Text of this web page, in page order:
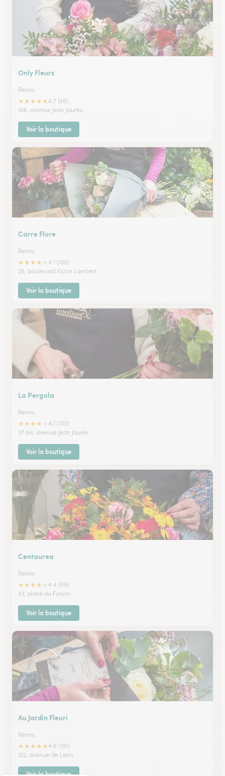
Only Fleurs
Reims
★★★★★4.7 (49)
166, avenue Jean Jaurès
Voir la boutique
Carre Flore
Reims
★★★★
4.1 (130)
25, boulevard Victor Lambert
Voir la boutique
La Pergola
Reims
★★★★
4.1 (133)
37 bis, avenue Jean Jaurès
Voir la boutique
Centaurea
Reims
★★★★
4.4 (69)
42, place du Forum
Voir la boutique
Au Jardin Fleuri
Reims
★★★★★4.6 (191)
212, avenue de Laon
Voir la boutique